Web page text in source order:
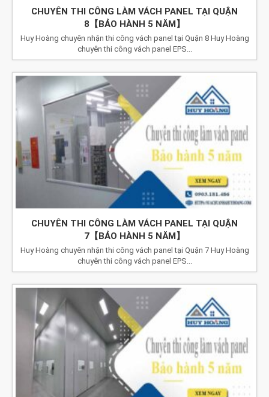
CHUYÊN THI CÔNG LÀM VÁCH PANEL TẠI QUẬN
8【BẢO HÀNH 5 NĂM】
Huy Hoàng chuyên nhận thi công vách panel tại Quận 8 Huy Hoàng
chuyên thi công vách panel EPS...
CHUYÊN THI CÔNG LÀM VÁCH PANEL TẠI QUẬN
7【BẢO HÀNH 5 NĂM】
Huy Hoàng chuyên nhận thi công vách panel tại Quận 7 Huy Hoàng
chuyên thi công vách panel EPS...